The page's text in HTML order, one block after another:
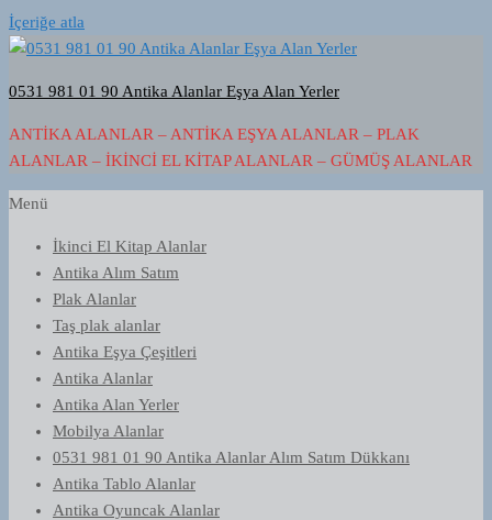
İçeriğe atla
0531 981 01 90 Antika Alanlar Eşya Alan Yerler
ANTIKA ALANLAR – ANTIKA EŞYA ALANLAR – PLAK
ALANLAR – İKINCI EL KITAP ALANLAR – GÜMÜŞ ALANLAR
Menü
İkinci El Kitap Alanlar
Antika Alım Satım
Plak Alanlar
Taş plak alanlar
Antika Eşya Çeşitleri
Antika Alanlar
Antika Alan Yerler
Mobilya Alanlar
0531 981 01 90 Antika Alanlar Alım Satım Dükkanı
Antika Tablo Alanlar
Antika Oyuncak Alanlar